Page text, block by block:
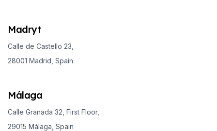
Madryt
Calle de Castello 23,
28001 Madrid, Spain
Málaga
Calle Granada 32, First Floor,
29015 Málaga, Spain